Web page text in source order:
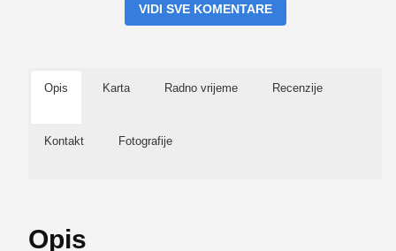
VIDI SVE KOMENTARE
Opis Karta Radno vrijeme Recenzije
Kontakt Fotografije
Opis